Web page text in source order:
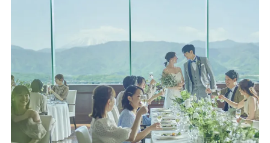
本格的な和風結婚式も、和装も洋装もどちらも叶えたい人にも
おすすめの会場です。